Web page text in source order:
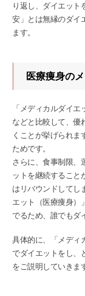
り返し、ダイエット
安」とは無縁のダイ
ます。
医療痩身の
「メディカルダイ
などと比較して、優
くことが挙げられま
ためです。
さらに、食事制限、
ットを継続すること
はリバウンドしてし
エット（医療痩身）
でるため、誰でもダ
具体的に、「メディ
でダイエットをし、
をご説明していきま